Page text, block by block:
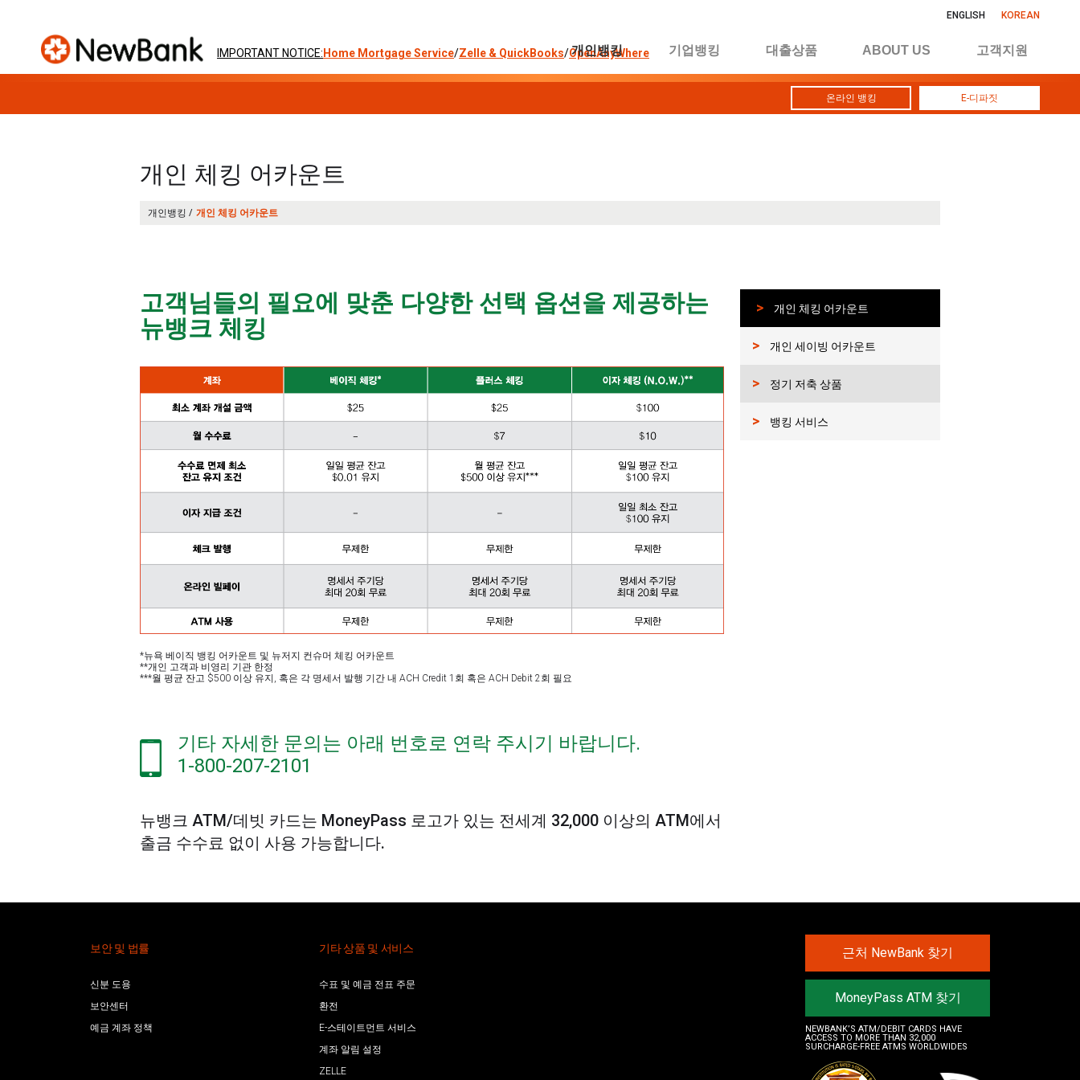
ENGLISH KOREAN
IMPORTANT NOTICE: Home Mortgage Service/Zelle & QuickBooks/OpenAnyWhere
개인뱅킹 기업뱅킹 대출상품 ABOUT US 고객지원
온라인 뱅킹 E-디파짓
개인 체킹 어카운트
개인뱅킹 / 개인 체킹 어카운트
고객님들의 필요에 맞춘 다양한 선택 옵션을 제공하는
뉴뱅크 체킹
*뉴욕 베이직 뱅킹 어카운트 및 뉴저지 컨슈머 체킹 어카운트
**개인 고객과 비영리 기관 한정
***월 평균 잔고 $500 이상 유지, 혹은 각 명세서 발행 기간 내 ACH Credit 1회 혹은 ACH Debit 2회 필요
기타 자세한 문의는 아래 번호로 연락 주시기 바랍니다.
1-800-207-2101
뉴뱅크 ATM/데빗 카드는 MoneyPass 로고가 있는 전세계 32,000 이상의 ATM에서
출금 수수료 없이 사용 가능합니다.
> 개인 체킹 어카운트
> 개인 세이빙 어카운트
> 정기 저축 상품
> 뱅킹 서비스
보안 및 법률
신분 도용
보안센터
예금 계좌 정책
기타 상품 및 서비스
수표 및 예금 전표 주문
환전
E-스테이트먼트 서비스
계좌 알림 설정
ZELLE
근처 NewBank 찾기
MoneyPass ATM 찾기
NEWBANK’S ATM/DEBIT CARDS HAVE
ACCESS TO MORE THAN 32,000
SURCHARGE-FREE ATMS WORLDWIDES